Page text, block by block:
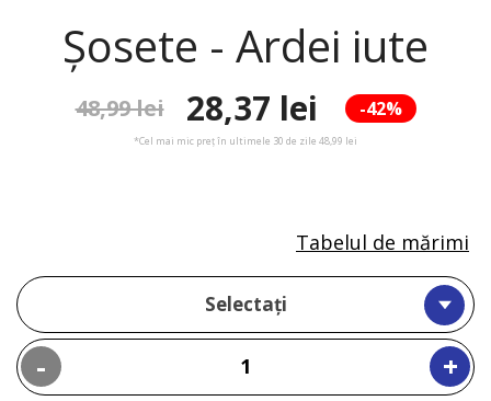
Șosete - Ardei iute
-42%
48,99 lei 28,37 lei
*Cel mai mic preț în ultimele 30 de zile 48,99 lei
Selectați
- +
Tabelul de mărimi